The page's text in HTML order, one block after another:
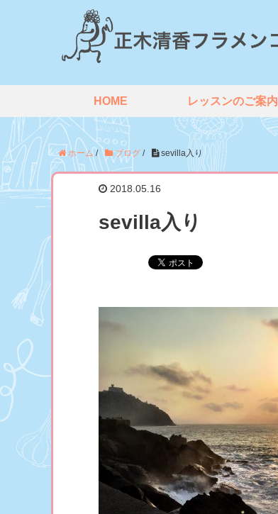
HOME レッスンのご案内
ホーム / ブログ / sevilla入り
2018.05.16
sevilla入り